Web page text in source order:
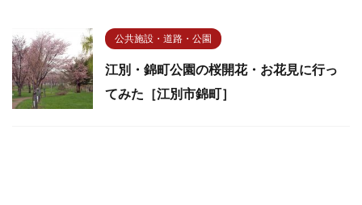
公共施設・道路・公園
江別・錦町公園の桜開花・お花見に行っ
てみた［江別市錦町］